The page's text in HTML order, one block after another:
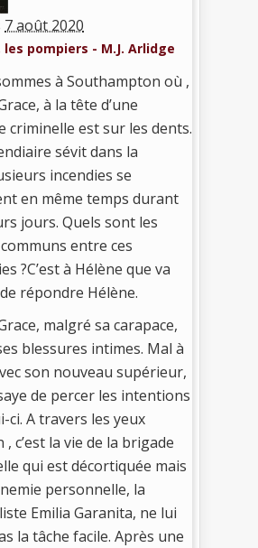
7 août 2020
pompiers - M.J. Arlidge
à Southampton où ,
à la tête d’une
criminelle est sur les dents.
sévit dans la
incendies se
en même temps durant
jours. Quels sont les
entre ces
?C’est à Hélène que va
répondre Hélène.
malgré sa carapace,
blessures intimes. Mal à
son nouveau supérieur,
de percer les intentions
ci. A travers les yeux
, c’est la vie de la brigade
qui est décortiquée mais
personnelle, la
Emilia Garanita, ne lui
la tâche facile. Après une